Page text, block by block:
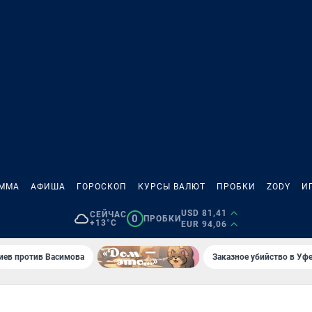
АФИША ГОРОСКОП КУРСЫ ВАЛЮТ ПРОБКИ ZODY
СЕЙЧАС
+13°C
0 ПРОБКИ
USD 81,41
EUR 94,06
против Васимова Заказное убийство в